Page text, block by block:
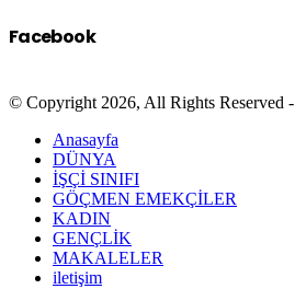
Facebook
© Copyright 2026, All Rights Reserved -
Anasayfa
DÜNYA
İŞÇİ SINIFI
GÖÇMEN EMEKÇİLER
KADIN
GENÇLİK
MAKALELER
iletişim